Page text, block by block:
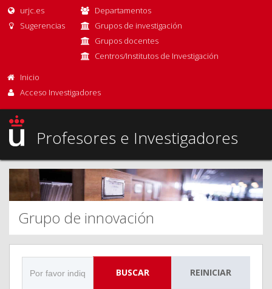
urjc.es
Sugerencias
Departamentos
Grupos de investigación
Grupos docentes
Centros/Institutos de Investigación
Inicio
Acceso Investigadores
Profesores e Investigadores
Grupo de innovación
BUSCAR REINICIAR